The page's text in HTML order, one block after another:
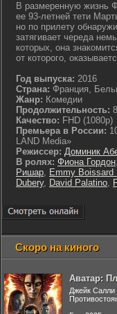
В размеренную жизнь
ее 93-летней тети
но по прилету
затягивает череда
которых, она
от которого,
Год выпуска: 2016
Страна: Франция,
Жанр: Комедии
Продолжительность:
Качество: FHD (1080p)
Премьера в России:
LAND Media»
Режиссер: Доминик
В ролях: Фиона Гордон,
Ришар, Emmy Boissard
Dubery, David Palatino,
Скоро на киного
Аватар:
Джейк Салли